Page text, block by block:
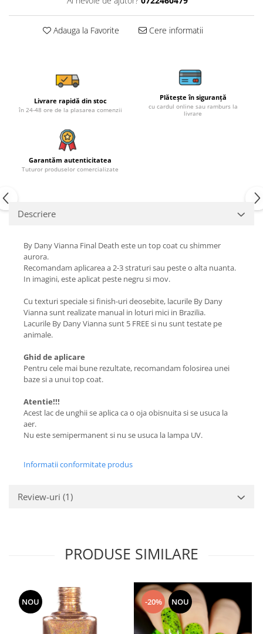
Adauga la Favorite Cere informatii
Livrare rapidă din stoc
în 24-48 ore de la plasarea comenzii
Plătește în siguranță
cu cardul online sau ramburs la
livrare
Garantăm autenticitatea
Tuturor produselor comercializate
Descriere
By Dany Vianna Final Death este un top coat cu shimmer
aurora.
Recomandam aplicarea a 2-3 straturi sau peste o alta nuanta.
In imagini, este aplicat peste negru si mov.
Cu texturi speciale si finish-uri deosebite, lacurile By Dany
Vianna sunt realizate manual in loturi mici in Brazilia.
Lacurile By Dany Vianna sunt 5 FREE si nu sunt testate pe
animale.
Ghid de aplicare
Pentru cele mai bune rezultate, recomandam folosirea unei
baze si a unui top coat.
Atentie!!!
Acest lac de unghii se aplica ca o oja obisnuita si se usuca la
aer.
Nu este semipermanent si nu se usuca la lampa UV.
Informatii conformitate produs
Review-uri (1)
PRODUSE SIMILARE
NOU -20% NOU